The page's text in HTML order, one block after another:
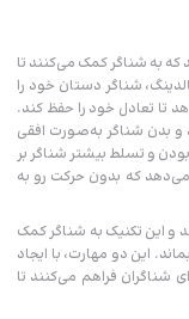
به شناگر کمک می‌کنند تا
شناگر دستان خود را
تعادل خود را حفظ کند.
بدن شناگر به‌صورت افقی
و تسلط بیشتر شناگر بر
می‌دهد که بدون حرکت رو به
و این تکنیک به شناگر کمک
این دو مهارت، با ایجاد
شناگران فراهم می‌کنند تا